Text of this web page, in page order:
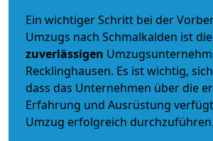
Ein wichtiger Schritt bei der
Umzugs nach Schmalkalden ist
zuverlässigen
Recklinghausen. Es ist wichtig,
dass das Unternehmen über die
Erfahrung und Ausrüstung
Umzug erfolgreich durchzuführen.